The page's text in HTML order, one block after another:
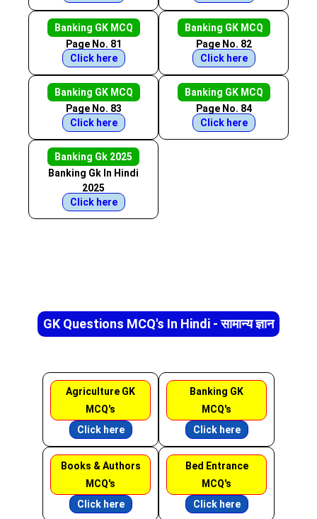
Banking GK MCQ
Page No. 81
Click here
Banking GK MCQ
Page No. 82
Click here
Banking GK MCQ
Page No. 83
Click here
Banking GK MCQ
Page No. 84
Click here
Banking Gk 2025
Banking Gk In Hindi
2025
Click here
GK Questions MCQ's In Hindi - सामान्य ज्ञान
Agriculture GK
MCQ's
Click here
Banking GK
MCQ's
Click here
Books & Authors
MCQ's
Click here
Bed Entrance
MCQ's
Click here